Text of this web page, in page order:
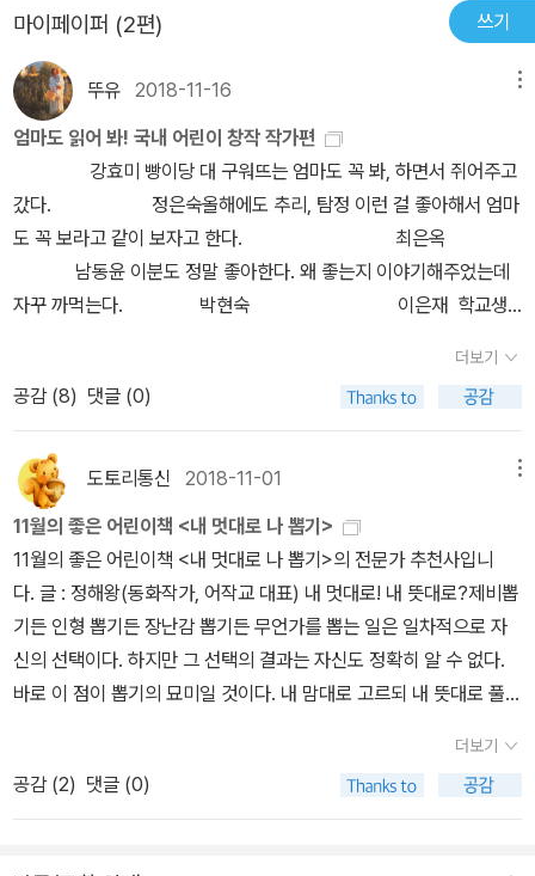
람들이 되어 가는 건 얼마나 슬픈 일일까요? 더 나은 아이, 더 매력적
인 아이가 되려던 민주는 결국 가장 마음에 드는 아이로 원래의 자신
을 뽑아요. 하지만 처음의 민주와 나중의 민주는 같은 아이일까요?
절대로 그렇지 않죠. 민주는 같은 외모를 하고 있지만 전혀 다른 아이
가 되었을 거예요. 골라 골라 진짜 나를 뽑은 민주는 자신을 버리고 난
후 진짜 자신을 찾은 거예요. 그러니 민주는 절대 헛수고를 한 게 아니
에요. 결말이 예상되는 이야기지만 읽으면서 어느새 몰입하게 되는
건 민주가 우리들이기 때문이겠죠. 우리는 천막에 가지 않아도 깨달
을 수 있으니 정말 다행이지 뭐예요. 그나저나 그 천막은 어찌 되었을
마이페이퍼 (2편) 쓰기
뚜유 2018-11-16
엄마도 읽어 봐! 국내 어린이 창작 작가편
강효미 빵이당 대 구워뜨는 엄마도 꼭 봐, 하면서 쥐어주고
갔다. 정은숙올해에도 추리, 탐정 이런 걸 좋아해서 엄마
도 꼭 보라고 같이 보자고 한다. 최은옥
남동윤 이분도 정말 좋아한다. 왜 좋는지 이야기해주었는데
자꾸 까먹는다. 박현숙 이은재 학교생
데 ㅜ.ㅠ 이지훈맞다 나도 걱정 공장장 --------------
-------- 올해도 딸아이는 한국 창작에 빠져 있는데 같이 읽어주지
못해 아쉽다. 어린이문학이라곤 이거 읽은 게 다. 딸아이
는 학교에서는 아이들보다 선생님에게 인기 있는 편이고 순응하는 아
이인데 자신과 다른 자유로운 친구들을 동경하고 말썽 피우고 싶고
모험에 뛰어들고 싶은 걸 책으로 푸는 것 같다. 어제는 딸이 엄마는
친구 많아 해서 글쎄, 서울에 몇 명여기는 아는 엄마들?친구가 많지
않지만 책도 보니 심심하지는 않아, 하니 그러면 엄마는 책이 친구면
전 세계에 친구가 있는 거네, 라고 한다. 그럼 올해는 미미여사, 히가
시노 게이고, 사노 요코 등 일본친구또 영미 유럽권에 누구더라 (친구
라는데 이름도 기억이 안 남 ㅋ)암튼 많이 만났어. 엄마도 친구 많구
나, 하고 말았다. 그리고 구병모, 이기호, 정유정, 한강, 황정은, 김금
더보기
공감 (8) 댓글 (0)
도토리통신 2018-11-01
11월의 좋은 어린이책 <내 멋대로 나 뽑기>
11월의 좋은 어린이책 <내 멋대로 나 뽑기>의 전문가 추천사입니
다. 글 : 정해왕(동화작가, 어작교 대표) 내 멋대로! 내 뜻대로?제비뽑
기든 인형 뽑기든 장난감 뽑기든 무언가를 뽑는 일은 일차적으로 자
신의 선택이다. 하지만 그 선택의 결과는 자신도 정확히 알 수 없다.
바로 이 점이 뽑기의 묘미일 것이다. 내 맘대로 고르되 내 뜻대로 풀리
의 마음이 선택하는 대로 두 번의 뽑기를 시도했고, 다행히 그 결과는
독자의 뜨거운 반응으로 나타났다. 이제 그가 세 번째 뽑기에 도전한
다. ‘친구’와 ‘아빠’에 이어 ‘나’를 뽑기로 한 것이다.모름지기 동화 속
더보기
공감 (2) 댓글 (0)